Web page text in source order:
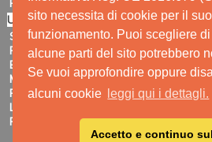
sito necessita di cookie per il suo
funzionamento. Puoi scegliere
alcune parti del sito potrebbero
Se vuoi approfondire oppure
alcuni cookie
leggi qui i dettagli.
Accetto e continuo
Pubblicazioni e ricerca
Utility
Siti amici
Ricerca
Elenco feed
Mappa del sito
Registrazione
Login
Privacy